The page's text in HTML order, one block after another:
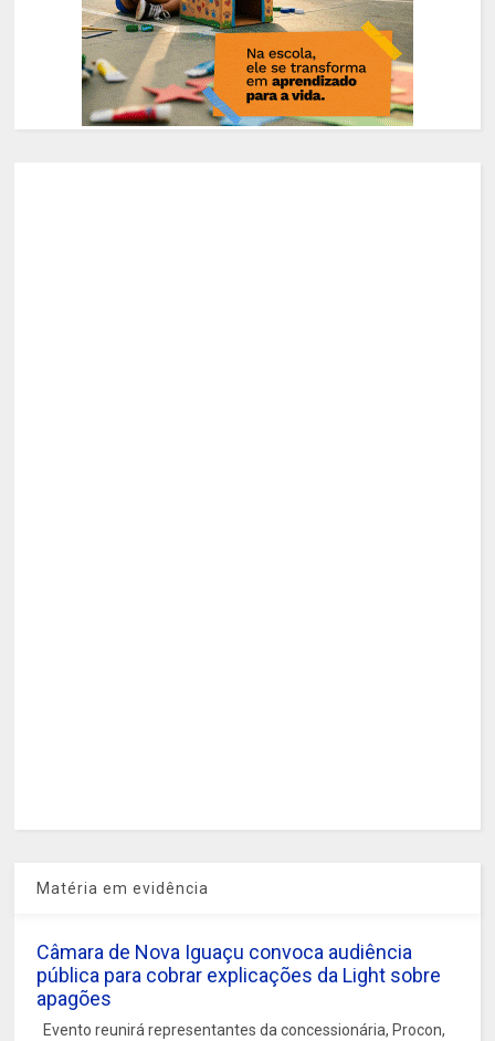
Matéria em evidência
Câmara de Nova Iguaçu convoca audiência
pública para cobrar explicações da Light sobre
apagões
Evento reunirá representantes da concessionária, Procon,